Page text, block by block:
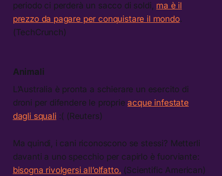
periodo ci perderà un sacco di soldi, ma è il
prezzo da pagare per conquistare il mondo.
(TechCrunch)
Animali
L’Australia è pronta a schierare un esercito di
droni per difendere le proprieacque infestate
dagli squali :( (Reuters)
Ma quindi, i cani riconoscono se stessi? Metterli
davanti a uno specchio per capirlo è fuorviante:
bisogna rivolgersi all’olfatto. (Scientific American)